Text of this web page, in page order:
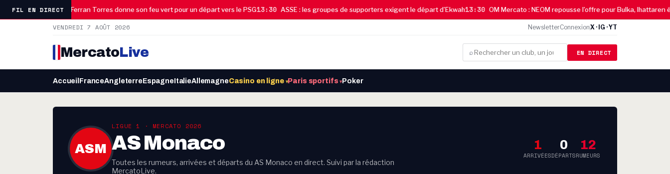
FIL EN DIRECT
à l’affût13:31 Ferran Torres donne son feu vert pour un départ vers le PSG 13:30 ASSE : les groupes de supporters exigent le départ d’Ekwah13:30 OM Mercato : NEOM repousse l’offre pour Bulka, Ihattaren
VENDREDI 7 AOÛT 2026 NewsletterConnexionX · IG · YT
MercatoLive ⌕ EN DIRECT
Accueil FranceAngleterreEspagneItalieAllemagneCasino en ligne ▾Paris sportifs▾Poker
ASM
LIGUE 1 · MERCATO 2026
AS Monaco
Toutes les rumeurs, arrivées et départs du AS Monaco en direct. Suivi par la rédaction
MercatoLive.
1
ARRIVÉES
0
DÉPARTS
12
RUMEURS